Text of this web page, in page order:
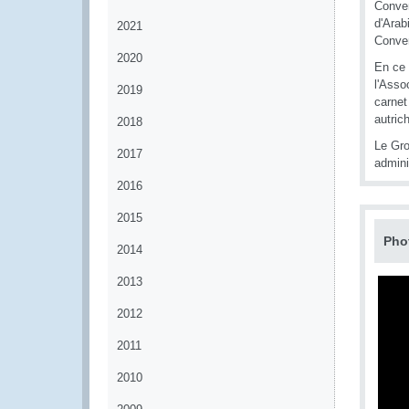
2021
2020
2019
2018
2017
2016
2015
2014
2013
2012
2011
2010
En
Le